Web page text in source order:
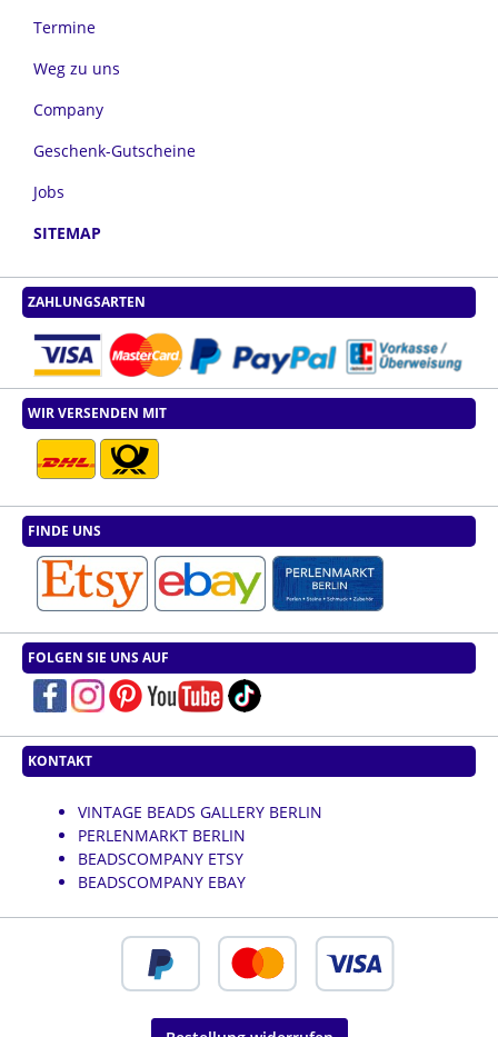
Termine
Weg zu uns
Company
Geschenk-Gutscheine
Jobs
SITEMAP
ZAHLUNGSARTEN
WIR VERSENDEN MIT
FINDE UNS
FOLGEN SIE UNS AUF
KONTAKT
VINTAGE BEADS GALLERY BERLIN
PERLENMARKT BERLIN
BEADSCOMPANY ETSY
BEADSCOMPANY EBAY